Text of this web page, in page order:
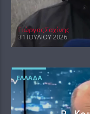
Γιώργος Σαχίνης
31 ΙΟΥΛΊΟΥ 2026
ΕΛΛΆΔΑ